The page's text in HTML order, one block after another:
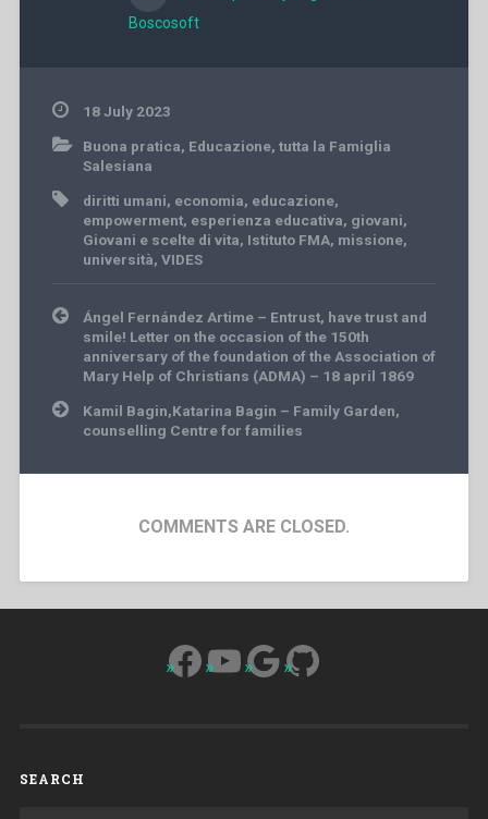
Boscosoft
18 July 2023
Buona pratica, Educazione, tutta la Famiglia
Salesiana
diritti umani, economia, educazione,
empowerment, esperienza educativa, giovani,
Giovani e scelte di vita, Istituto FMA, missione,
università, VIDES
Post
navigation
Ángel Fernández Artime – Entrust, have trust and
smile! Letter on the occasion of the 150th
anniversary of the foundation of the Association of
Mary Help of Christians (ADMA) – 18 april 1869
Kamil Bagin,Katarina Bagin – Family Garden,
counselling Centre for families
COMMENTS ARE CLOSED.
Facebook
YouTube
Google
GitHub
SEARCH